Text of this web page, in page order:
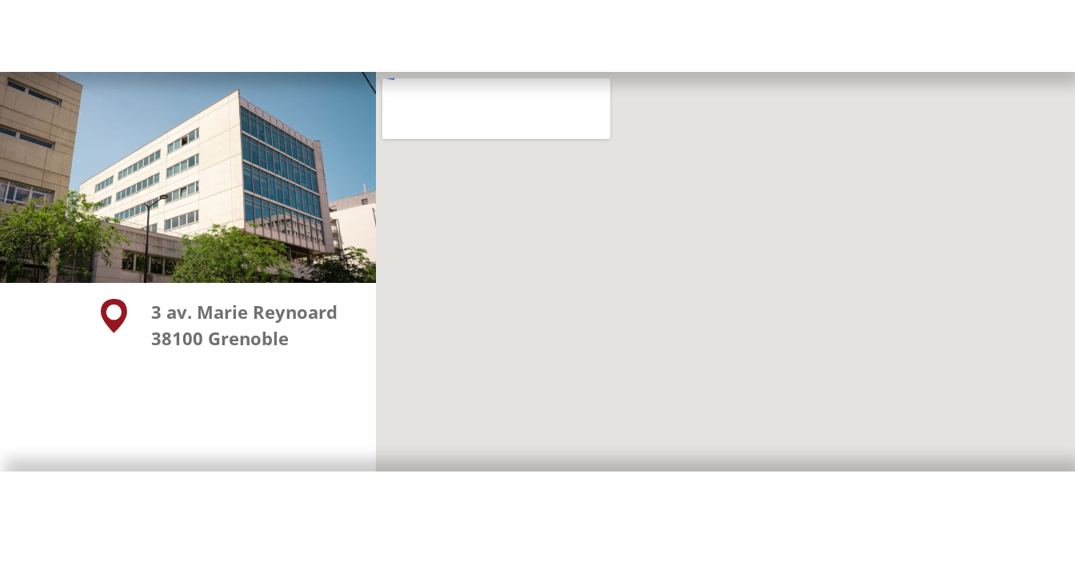
3 av. Marie Reynoard
38100 Grenoble